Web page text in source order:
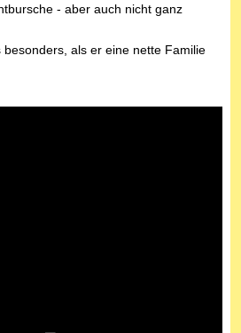
- aber auch nicht ganz
als er eine nette Familie